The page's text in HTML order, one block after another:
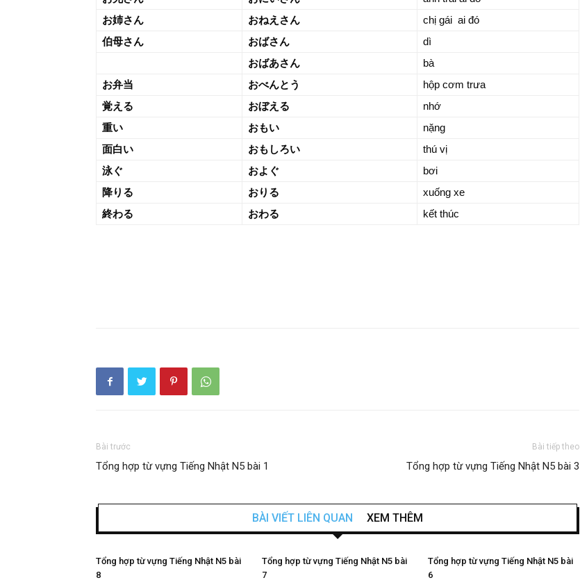
お姉さん
おねえさん
chị gái ai đó
伯母さん
おばさん
dì
おばあさん
bà
お弁当
おべんとう
hộp cơm trưa
覚える
おぼえる
nhớ
重い
おもい
nặng
面白い
おもしろい
thú vị
泳ぐ
およぐ
bơi
降りる
おりる
xuống xe
終わる
おわる kết thúc
Bài trước
Tổng hợp từ vựng Tiếng Nhật N5 bài 1
Bài tiếp theo
Tổng hợp từ vựng Tiếng Nhật N5 bài 3
BÀI VIẾT LIÊN QUAN XEM THÊM
Tổng hợp từ vựng Tiếng Nhật N5 bài
8
Tổng hợp từ vựng Tiếng Nhật N5 bài
7
Tổng hợp từ vựng Tiếng Nhật N5 bài
6